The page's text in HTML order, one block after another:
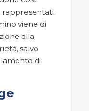
viene di
alla
salvo
di